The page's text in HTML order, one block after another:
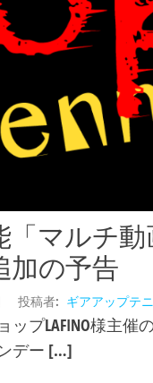
「マルチ
加の予告
投稿者: ギアアップテ
ップLAFINO様主催
デー […]